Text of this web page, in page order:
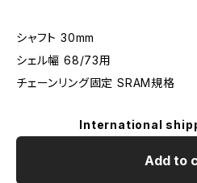
シャフト 30mm
シェル幅 68/73用
チェーンリング固定 SRAM規格
International
Add to